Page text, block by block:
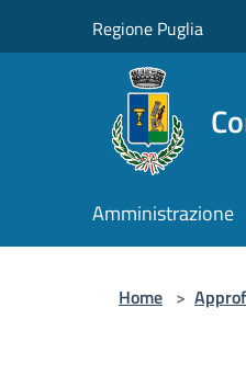
Regione Puglia
Amministrazione
Home >